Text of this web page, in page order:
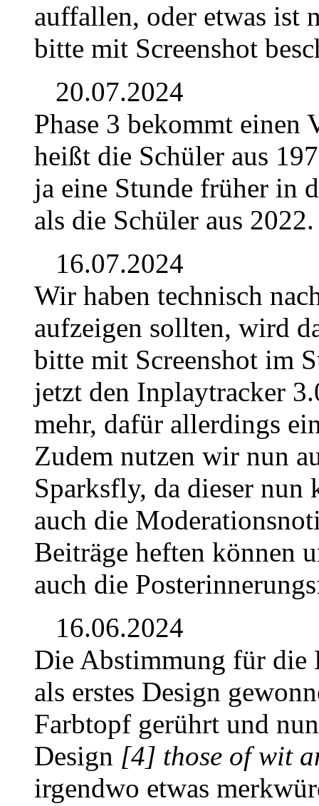
auffallen, oder etwas ist
bitte mit Screenshot
20.07.2024
Phase 3 bekommt einen
heißt die Schüler aus
ja eine Stunde früher in
als die Schüler aus 2022.
16.07.2024
Wir haben technisch
aufzeigen sollten, wird
bitte mit Screenshot im
jetzt den Inplaytracker
mehr, dafür allerdings
Zudem nutzen wir nun
Sparksfly, da dieser
auch die
Beiträge heften können
auch die
16.06.2024
Die Abstimmung für die
als erstes Design
Farbtopf gerührt und
Design [4] those of wit
irgendwo etwas